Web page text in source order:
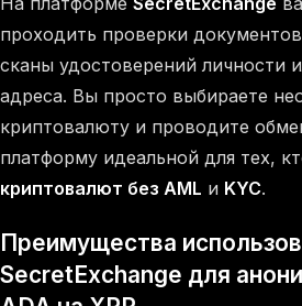
проходить проверки
сканы удостоверений личности
адреса. Вы просто выбираете
криптовалюту и проводите
платформу идеальной для тех,
криптовалют без AML и KYC.
Преимущества
SecretExchange для